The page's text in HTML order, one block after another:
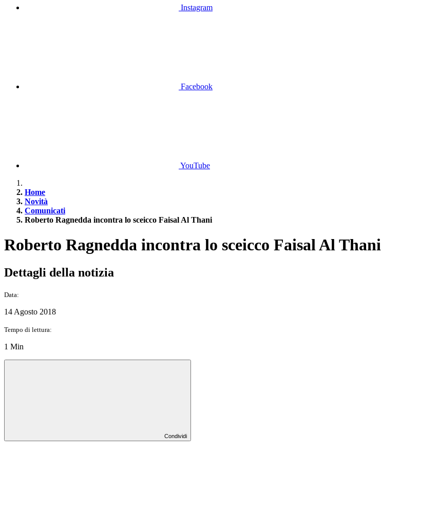
Instagram
Facebook
YouTube
Home
Novità
Comunicati
Roberto Ragnedda incontra lo sceicco Faisal Al Thani
Roberto Ragnedda incontra lo sceicco Faisal Al Thani
Dettagli della notizia
Data:
14 Agosto 2018
Tempo di lettura:
1 Min
Condividi